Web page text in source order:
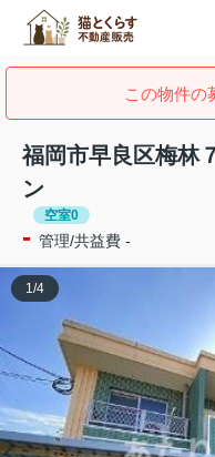
この物件の
福岡市早良区梅林
ン
空室0
- 管理/共益費 -
1/4